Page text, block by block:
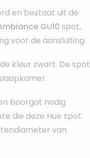
en bestaat uit de
GU10 spot,
voor de aansluiting.
kleur zwart. De spot
boorgat nodig
die deze Hue spot
van